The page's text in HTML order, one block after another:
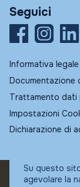
Seguici
Informativa legale
Documentazione
Trattamento dati
Impostazioni
Dichiarazione di
© Fundstore
Su questo
agevolare la